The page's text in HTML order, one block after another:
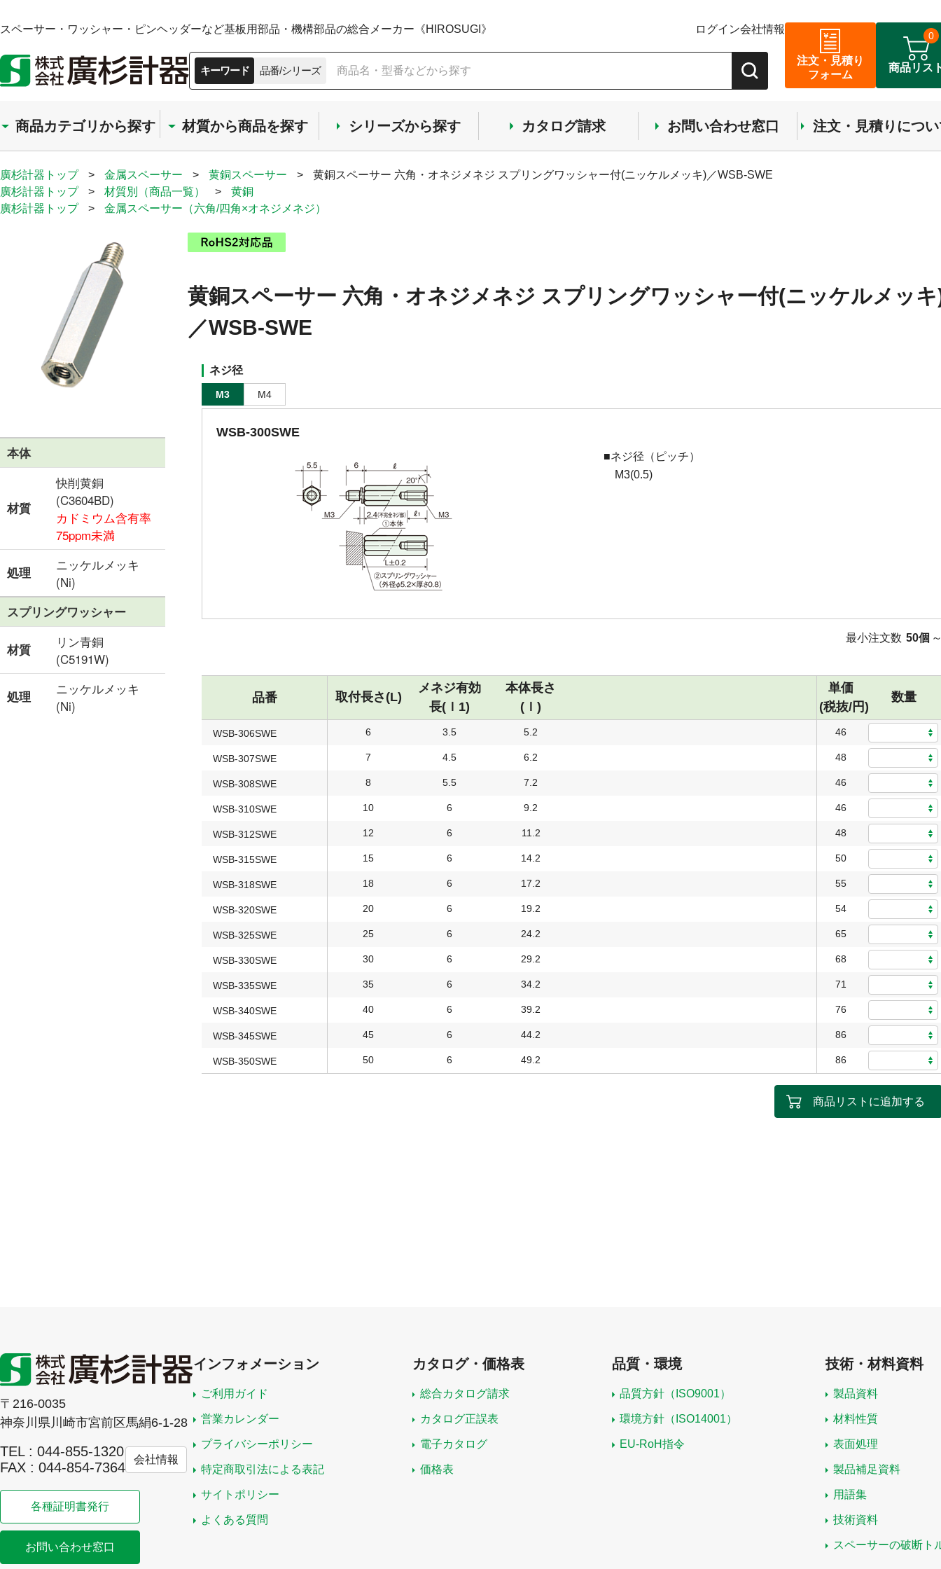
スペーサー・ワッシャー・ピンヘッダーなど基板用部品・機構部品の総合メーカー《HIROSUGI》 ログイン会社情報
キーワード 品番/シリーズ
注文・見積り
フォーム
商品リス
0
商品カテゴリから探す 材質から商品を探す シリーズから探す カタログ請求 お問い合わせ窓口 注文・見積りにつ
廣杉計器トップ > 金属スペーサー > 黄銅スペーサー >
黄銅スペーサー 六角・オネジメネジ スプリングワッシャー付(ニッケルメッキ)／WSB-SWE
廣杉計器トップ
> 材質別（商品一覧） >
黄銅
廣杉計器トップ
> 金属スペーサー（六角/四角×オネジメネジ）
本体
材質
快削黄銅
(C3604BD)
カドミウム含有率
75ppm未満
処理
ニッケルメッキ
(Ni)
スプリングワッシャー
材質
リン青銅
(C5191W)
処理
ニッケルメッキ
(Ni)
黄銅スペーサー 六角・オネジメネジ スプリングワッシャー付(ニッケルメッ
／WSB-SWE
ネジ径
M3 M4
WSB-300SWE
■ネジ径（ピッチ）
M3(0.5)
最小注文数 50個
品番 取付長さ(L)
メネジ有効
長(ｌ1)
本体長さ
(ｌ)
単価
(税抜/円)
数量
WSB-306SWE 6 3.5 5.2 46
WSB-307SWE 7 4.5 6.2 48
WSB-308SWE 8 5.5 7.2 46
WSB-310SWE 10 6 9.2 46
WSB-312SWE 12 6 11.2 48
WSB-315SWE 15 6 14.2 50
WSB-318SWE 18 6 17.2 55
WSB-320SWE 20 6 19.2 54
WSB-325SWE 25 6 24.2 65
WSB-330SWE 30 6 29.2 68
WSB-335SWE 35 6 34.2 71
WSB-340SWE 40 6 39.2 76
WSB-345SWE 45 6 44.2 86
WSB-350SWE 50 6 49.2 86
商品リストに追加する
〒216-0035
神奈川県川崎市宮前区馬絹6-1-28
TEL : 044-855-1320
FAX : 044-854-7364
会社情報
各種証明書発行
お問い合わせ窓口
インフォメーション
ご利用ガイド
営業カレンダー
プライバシーポリシー
特定商取引法による表記
サイトポリシー
よくある質問
カタログ・価格表
総合カタログ請求
カタログ正誤表
電子カタログ
価格表
品質・環境
品質方針（ISO9001）
環境方針（ISO14001）
EU-RoH指令
技術・材料資料
製品資料
材料性質
表面処理
製品補足資料
用語集
技術資料
スペーサーの破断ト